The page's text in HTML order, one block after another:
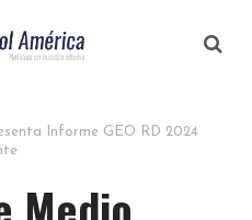
Informe GEO RD 2024